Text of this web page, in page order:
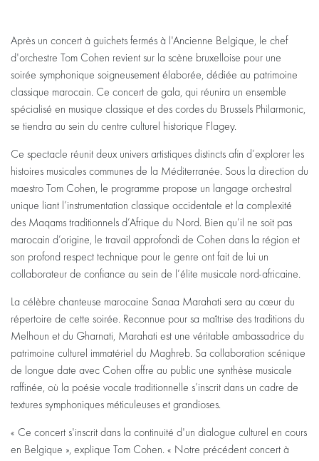
Après un concert à guichets fermés à l'Ancienne Belgique, le chef
d'orchestre Tom Cohen revient sur la scène bruxelloise pour une
soirée symphonique soigneusement élaborée, dédiée au patrimoine
classique marocain. Ce concert de gala, qui réunira un ensemble
spécialisé en musique classique et des cordes du Brussels Philarmonic,
se tiendra au sein du centre culturel historique Flagey.
Ce spectacle réunit deux univers artistiques distincts afin d’explorer les
histoires musicales communes de la Méditerranée. Sous la direction du
maestro Tom Cohen, le programme propose un langage orchestral
unique liant l’instrumentation classique occidentale et la complexité
des Maqams traditionnels d’Afrique du Nord. Bien qu’il ne soit pas
marocain d’origine, le travail approfondi de Cohen dans la région et
son profond respect technique pour le genre ont fait de lui un
collaborateur de confiance au sein de l’élite musicale nord-africaine.
La célèbre chanteuse marocaine Sanaa Marahati sera au cœur du
répertoire de cette soirée. Reconnue pour sa maîtrise des traditions du
Melhoun et du Gharnati, Marahati est une véritable ambassadrice du
patrimoine culturel immatériel du Maghreb. Sa collaboration scénique
de longue date avec Cohen offre au public une synthèse musicale
raffinée, où la poésie vocale traditionnelle s’inscrit dans un cadre de
textures symphoniques méticuleuses et grandioses.
« Ce concert s'inscrit dans la continuité d'un dialogue culturel en cours
en Belgique », explique Tom Cohen. « Notre précédent concert à